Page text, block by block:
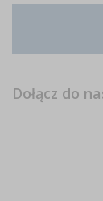
Dołącz do